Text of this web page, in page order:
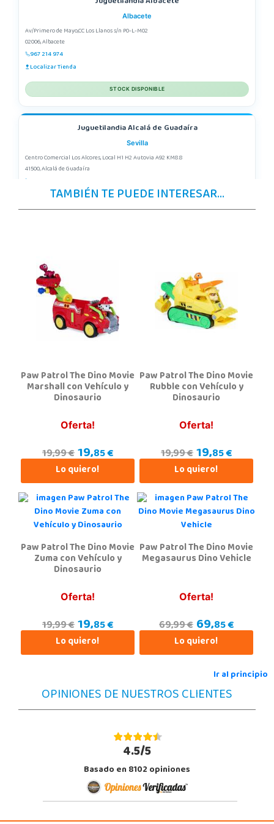
Albacete
Av/Primero de Mayo,CC Los Llanos s/n P0-L-M02
02006, Albacete
967 214 974
Localizar Tienda
STOCK DISPONIBLE
Juguetilandia Alcalá de Guadaíra
Sevilla
Centro Comercial Los Alcores, Local H1 H2 Autovia A92 KM8.8
41500, Alcalá de Guadaíra
Localizar Tienda
Plaza Consolat del Mar, 18. Parque comercial Alfafar Parc
46910, Alfafar
963948859
Localizar Tienda
Juguetilandia Alicante Corfú
03005, Alicante
Localizar Tienda
Juguetilandia Andújar
23740, Andújar
953 505 004
Localizar Tienda
Juguetilandia Armilla
958183860
Localizar Tienda
Juguetilandia Ciudad Real
Parque Comercial Puerta del Ave local 5 (Avenida de la ciencia nº9)
13005, Ciudad Real
TAMBIÉN TE PUEDE INTERESAR...
Paw Patrol The Dino Movie
Marshall con Vehículo y
Dinosaurio
Oferta!
19,99 €19,85 €
Lo quiero!
Paw Patrol The Dino Movie
Rubble con Vehículo y
Dinosaurio
Oferta!
19,99 €19,85 €
Lo quiero!
Paw Patrol The Dino Movie
Zuma con Vehículo y
Dinosaurio
Oferta!
19,99 €19,85 €
Lo quiero!
Paw Patrol The Dino Movie
Megasaurus Dino Vehicle
Oferta!
69,99 €69,85 €
Lo quiero!
Ir al principio
OPINIONES DE NUESTROS CLIENTES
4.5/5
Basado en 8102 opiniones